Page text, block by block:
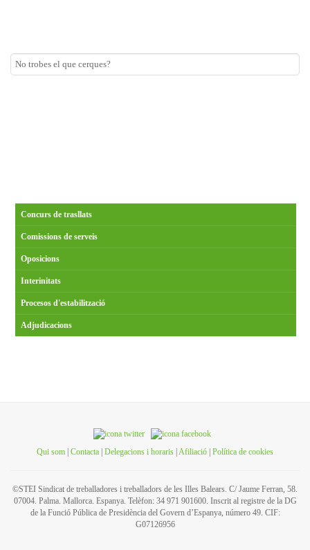
Concurs de trasllats
Comissions de serveis
Oposicions
Interinitats
Procesos d'estabilització
Adjudicacions
Qui som | Contacta | Delegacions i horaris | Afiliació | Política de cookies
©STEI Sindicat de treballadores i treballadors de les Illes Balears. C/ Jaume Ferran, 58.
07004. Palma. Mallorca. Espanya. Telèfon: 34 971 901600. Inscrit al registre de la DG
de la Funció Pública de Presidència del Govern d’Espanya, número 49. CIF:
G07126956